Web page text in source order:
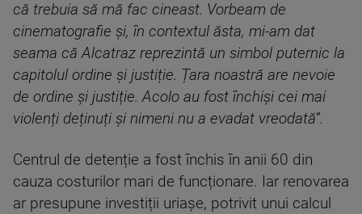
că trebuia să mă fac cineast. Vorbeam de
cinematografie și, în contextul ăsta, mi-am dat
seama că Alcatraz reprezintă un simbol puternic la
capitolul ordine și justiție. Țara noastră are nevoie
de ordine și justiție. Acolo au fost închiși cei mai
violenți deținuți și nimeni nu a evadat vreodată”.
Centrul de detenție a fost închis în anii 60 din
cauza costurilor mari de funcționare. Iar renovarea
ar presupune investiții uriașe, potrivit unui calcul